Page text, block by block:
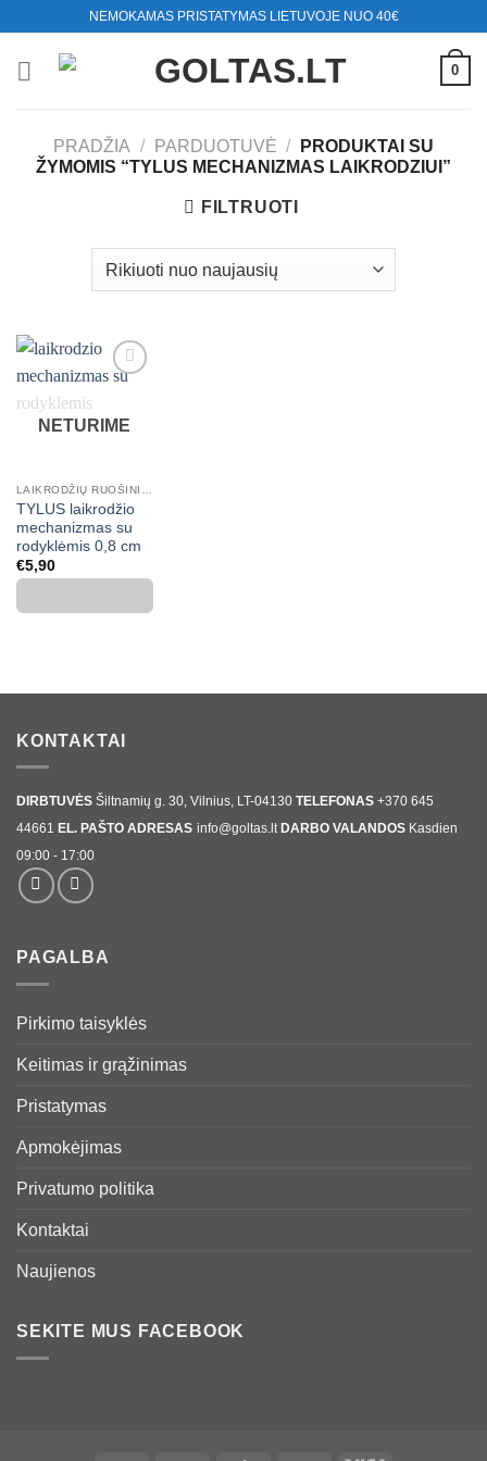
content
NEMOKAMAS PRISTATYMAS LIETUVOJE NUO 40€
0
PRADŽIA / PARDUOTUVĖ /
PRODUKTAI SU
ŽYMOMIS “TYLUS MECHANIZMAS LAIKRODZIUI”
FILTRUOTI
Mėgstamiausias
NETURIME
TYLUS laikrodžio
mechanizmas su
rodyklėmis 0,8 cm
€5,90
KONTAKTAI
DIRBTUVĖS Šiltnamių g. 30, Vilnius, LT-04130 TELEFONAS +370 645
44661 EL. PAŠTO ADRESAS info@goltas.lt DARBO VALANDOS Kasdien
09:00 - 17:00
PAGALBA
Pirkimo taisyklės
Keitimas ir grąžinimas
Pristatymas
Apmokėjimas
Privatumo politika
Kontaktai
Naujienos
SEKITE MUS FACEBOOK